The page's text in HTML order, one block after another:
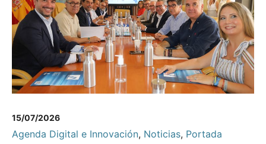
15/07/2026
Agenda Digital e Innovación, Noticias, Portada